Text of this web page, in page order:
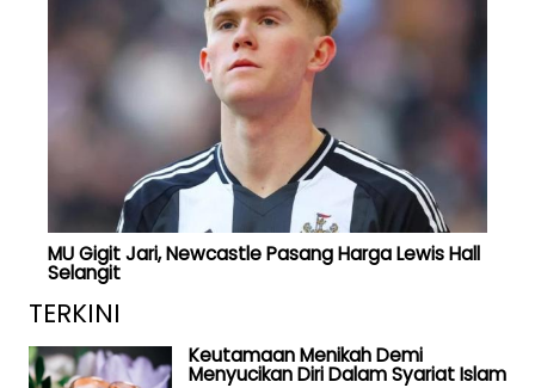
MU Gigit Jari, Newcastle Pasang Harga Lewis Hall
Selangit
TERKINI
Keutamaan Menikah Demi
Menyucikan Diri Dalam Syariat Islam